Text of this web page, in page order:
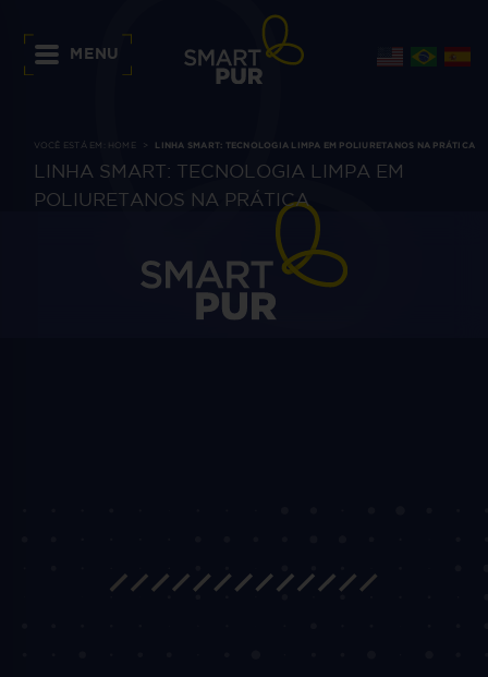
MENU
VOCÊ ESTÁ EM: HOME LINHA SMART: TECNOLOGIA LIMPA EM POLIURETANOS NA PRÁTICA
LINHA SMART: TECNOLOGIA LIMPA EM
POLIURETANOS NA PRÁTICA